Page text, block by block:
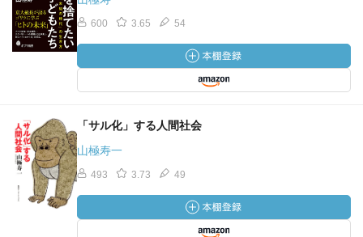
自己主張
ゴリラのドラミングは宣戦布告ではなく（相手と自分が対
等だという）自己主張。メスはしばしば興奮しているオス
をなだめる。
みならしたりする。
人間は歌舞伎の見得というポーズがそれに当てはまる。
ゴリラは負けない
負けるポーズが存在しない。
オス同士がぶつかりそうになっていると、別のオスやメス
600 3.65 54
「サル化」する人間社会
山極寿一
493 3.73 49